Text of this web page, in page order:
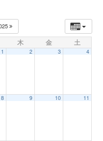
t
i
木 金 土
1 2 3 4
8 9 10 11